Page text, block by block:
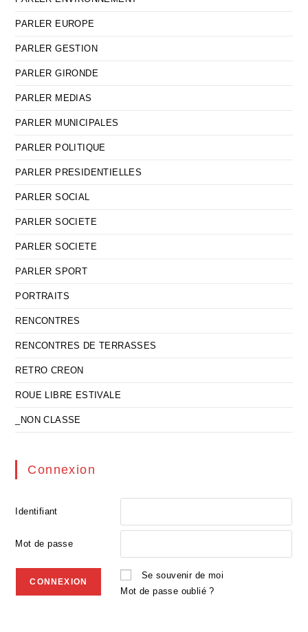
PARLER EUROPE
PARLER GESTION
PARLER GIRONDE
PARLER MEDIAS
PARLER MUNICIPALES
PARLER POLITIQUE
PARLER PRESIDENTIELLES
PARLER SOCIAL
PARLER SOCIETE
PARLER SOCIETE
PARLER SPORT
PORTRAITS
RENCONTRES
RENCONTRES DE TERRASSES
RETRO CREON
ROUE LIBRE ESTIVALE
_NON CLASSE
Connexion
Identifiant
Mot de passe
Se souvenir de moi
Mot de passe oublié ?